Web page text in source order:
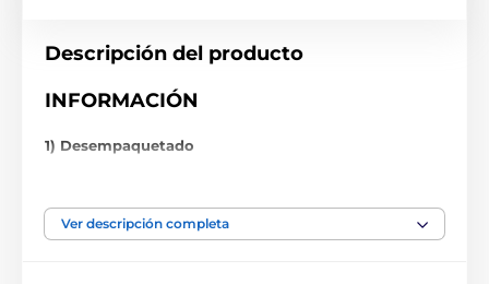
Descripción del producto
INFORMACIÓN
1) Desempaquetado
El aparato sólo está desembalado o el embalaje está
dañado, por lo que se ha vuelto a embalar en un
embalaje no original. El artículo nunca se ha utilizado.
Ver descripción completa